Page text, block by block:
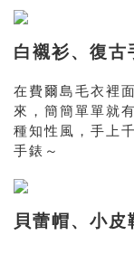
白襯衫、復古
在費爾島毛衣裡
來，簡簡單單就
種知性風，手上
手錶～
貝蕾帽、小皮